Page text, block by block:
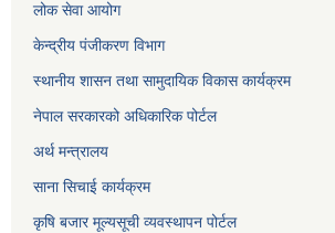
लोक सेवा आयोग
केन्द्रीय पंजीकरण विभाग
स्थानीय शासन तथा सामुदायिक विकास कार्यक्रम
नेपाल सरकारको अधिकारिक पोर्टल
अर्थ मन्त्रालय
साना सिचाई कार्यक्रम
कृषि बजार मूल्यसूची व्यवस्थापन पोर्टल